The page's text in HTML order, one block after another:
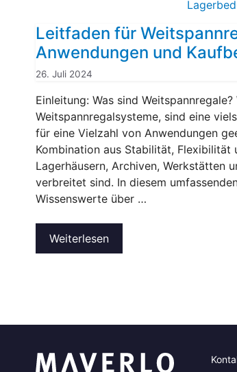
Leitfaden für
Anwendungen und
26. Juli 2024
Einleitung: Was sind
Weitspannregalsysteme, sind eine
für eine Vielzahl von Anwendungen
Kombination aus Stabilität, Flexibilität
Lagerhäusern, Archiven, Werkstätten
verbreitet sind. In diesem
Wissenswerte über …
Weiterlesen